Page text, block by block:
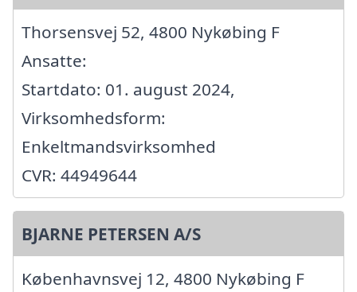
Thorsensvej 52, 4800 Nykøbing F
Ansatte:
Startdato: 01. august 2024,
Virksomhedsform:
Enkeltmandsvirksomhed
CVR: 44949644
BJARNE PETERSEN A/S
Københavnsvej 12, 4800 Nykøbing F